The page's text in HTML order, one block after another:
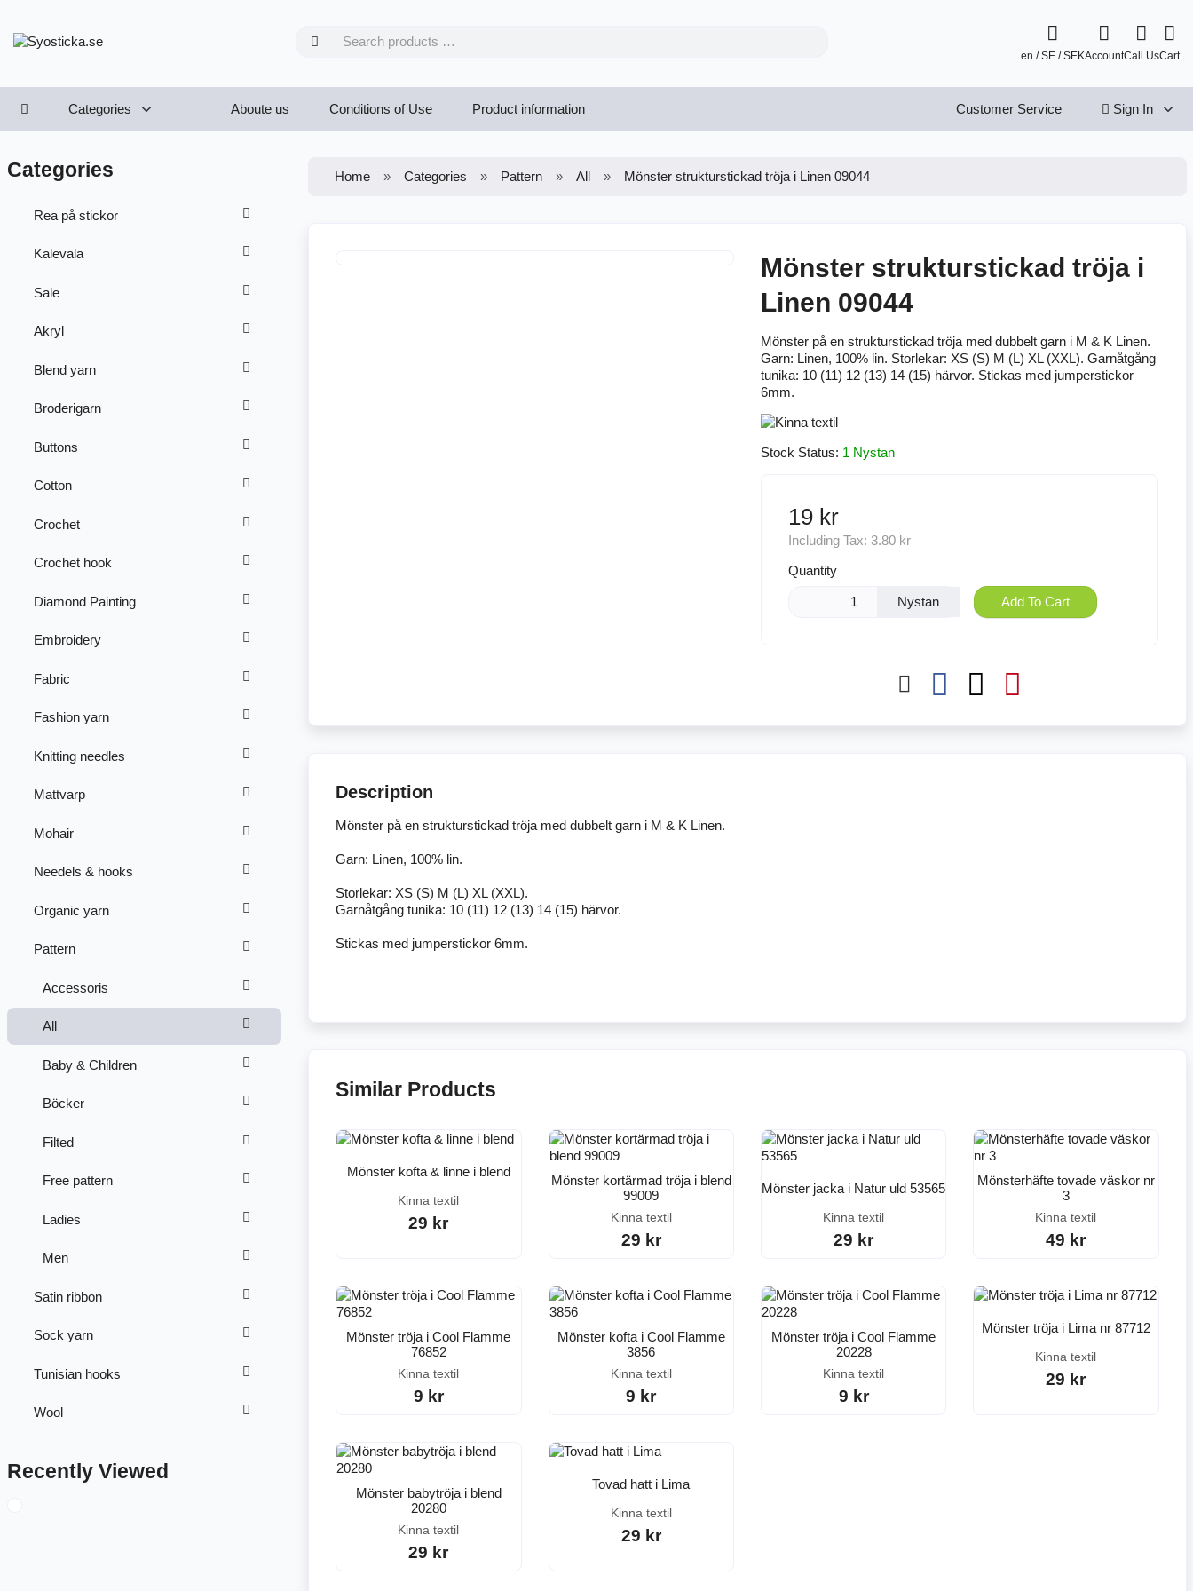
en / SE / SEKAccountCall UsCart
Categories Aboute us Conditions of Use Product information Customer Service Sign In
Categories
Rea på stickor
Kalevala
Sale
Akryl
Blend yarn
Broderigarn
Buttons
Cotton
Crochet
Crochet hook
Diamond Painting
Embroidery
Fabric
Fashion yarn
Knitting needles
Mattvarp
Mohair
Needels & hooks
Organic yarn
Pattern
Accessoris
All
Baby & Children
Böcker
Filted
Free pattern
Ladies
Men
Satin ribbon
Sock yarn
Tunisian hooks
Wool
Recently Viewed
Home Categories Pattern All Mönster strukturstickad tröja i Linen 09044
Mönster strukturstickad tröja i
Linen 09044
Mönster på en strukturstickad tröja med dubbelt garn i M & K Linen.
Garn: Linen, 100% lin. Storlekar: XS (S) M (L) XL (XXL). Garnåtgång
tunika: 10 (11) 12 (13) 14 (15) härvor. Stickas med jumperstickor
6mm.
Stock Status: 1 Nystan
19 kr
Including Tax: 3.80 kr
Quantity
Nystan Add To Cart
Description
Mönster på en strukturstickad tröja med dubbelt garn i M & K Linen.
Garn: Linen, 100% lin.
Storlekar: XS (S) M (L) XL (XXL).
Garnåtgång tunika: 10 (11) 12 (13) 14 (15) härvor.
Stickas med jumperstickor 6mm.
Similar Products
Mönster kofta & linne i blend
Kinna textil
29 kr
Mönster kortärmad tröja i blend
99009
Kinna textil
29 kr
Mönster jacka i Natur uld 53565
Kinna textil
29 kr
Mönsterhäfte tovade väskor nr
3
Kinna textil
49 kr
Mönster tröja i Cool Flamme
76852
Kinna textil
9 kr
Mönster kofta i Cool Flamme
3856
Kinna textil
9 kr
Mönster tröja i Cool Flamme
20228
Kinna textil
9 kr
Mönster tröja i Lima nr 87712
Kinna textil
29 kr
Mönster babytröja i blend
20280
Kinna textil
29 kr
Tovad hatt i Lima
Kinna textil
29 kr